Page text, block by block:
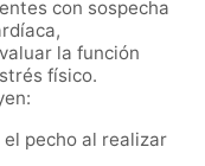
con sospecha
la función
físico.
pecho al realizar